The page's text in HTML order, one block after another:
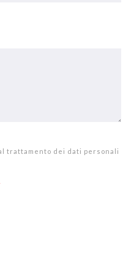
trattamento dei dati personali